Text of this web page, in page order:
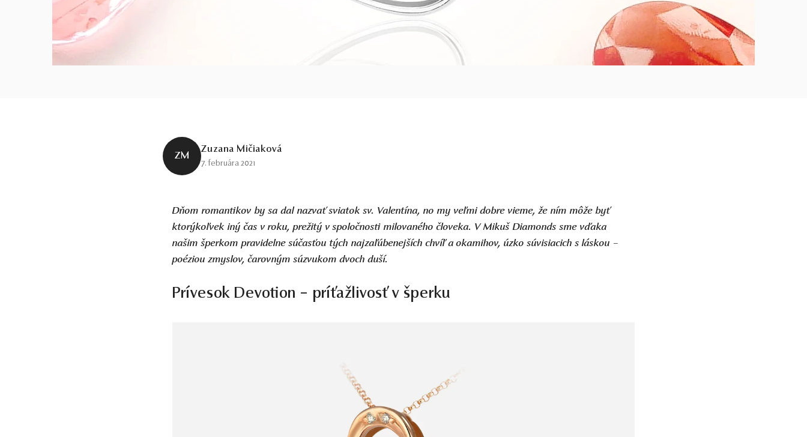
ZM
Zuzana Mičiaková
7. februára 2021
Dňom romantikov by sa dal nazvať sviatok sv. Valentína, no my veľmi dobre vieme, že ním môže byť
ktorýkoľvek iný čas v roku, prežitý v spoločnosti milovaného človeka. V Mikuš Diamonds sme vďaka
našim šperkom pravidelne súčasťou tých najzaľúbenejších chvíľ a okamihov, úzko súvisiacich s láskou –
poéziou zmyslov, čarovným súzvukom dvoch duší.
Prívesok Devotion – príťažlivosť v šperku